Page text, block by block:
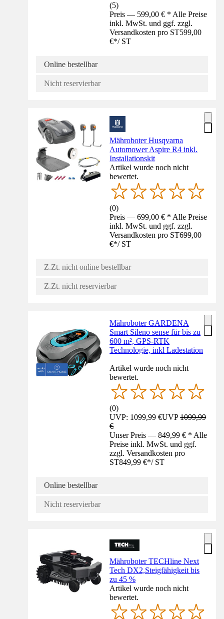
(5)
Preis — 599,00 € * Alle Preise
inkl. MwSt. und ggf. zzgl.
Versandkosten pro ST599,00
€*/ ST
Online bestellbar
Nicht reservierbar
Mähroboter Husqvarna
Automower Aspire R4 inkl.
Installationskit
Artikel wurde noch nicht
bewertet.
(0)
Preis — 699,00 € * Alle Preise
inkl. MwSt. und ggf. zzgl.
Versandkosten pro ST699,00
€*/ ST
Z.Zt. nicht online bestellbar
Z.Zt. nicht reservierbar
Mähroboter GARDENA
Smart Sileno sense für bis zu
600 m², GPS-RTK
Technologie, inkl Ladestation
Artikel wurde noch nicht
bewertet.
(0)
UVP: 1099,99 €UVP1099,99
€
Unser Preis — 849,99 € * Alle
Preise inkl. MwSt. und ggf.
zzgl. Versandkosten pro
ST849,99 €*/ ST
Online bestellbar
Nicht reservierbar
Mähroboter TECHline Next
Tech DX2,Steigfähigkeit bis
zu 45 %
Artikel wurde noch nicht
bewertet.